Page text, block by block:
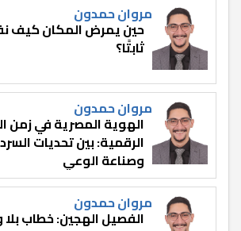
مروان حمدون
حين يمرض المكان كيف
ثابتًا؟
مروان حمدون
الهوية المصرية في زمن
الرقمية: بين تحديات
وصناعة الوعي
مروان حمدون
الفصيل الهجين: خطاب